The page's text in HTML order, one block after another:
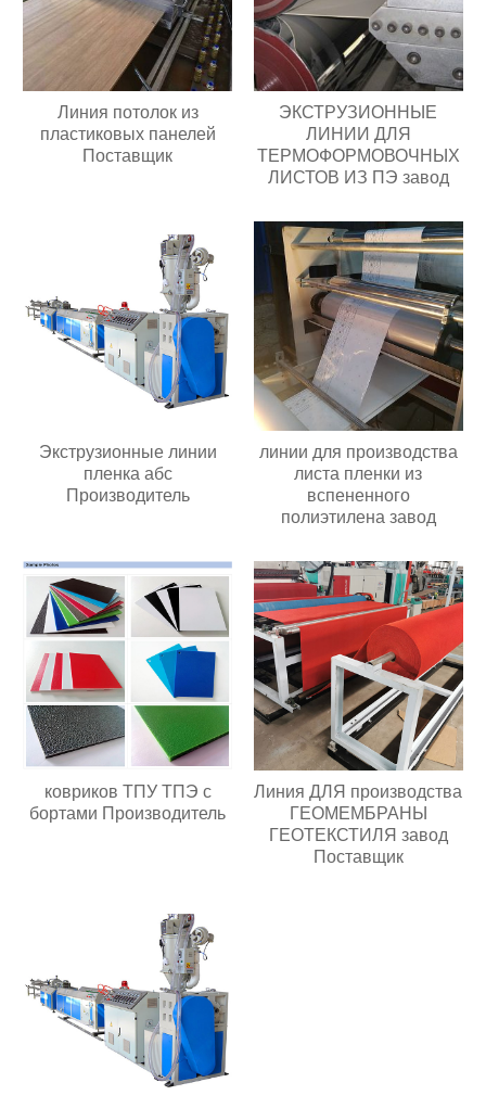
Линия потолок из
пластиковых панелей
Поставщик
ЭКСТРУЗИОННЫЕ
ЛИНИИ ДЛЯ
ТЕРМОФОРМОВОЧНЫХ
ЛИСТОВ ИЗ ПЭ завод
Экструзионные линии
пленка абс
Производитель
линии для производства
листа пленки из
вспененного
полиэтилена завод
ковриков ТПУ ТПЭ с
бортами Производитель
Линия ДЛЯ производства
ГЕОМЕМБРАНЫ
ГЕОТЕКСТИЛЯ завод
Поставщик